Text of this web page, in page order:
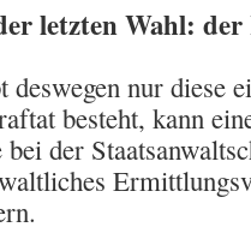
letzten Wahl: der
deswegen nur diese
besteht, kann
bei der